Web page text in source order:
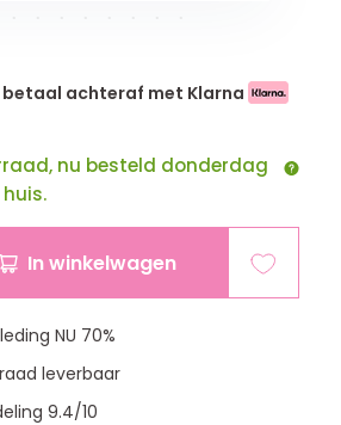
achteraf met Klarna
nu besteld donderdag
In winkelwagen
NU 70%
leverbaar
9.4/10